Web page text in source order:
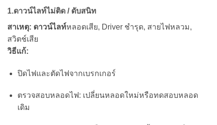
1.ดาวน์ไลท์ไม่ติด / ดับสนิท
สาเหตุ: ดาวน์ไลท์หลอดเสีย, Driver ชำรุด, สายไฟหลวม,
สวิตช์เสีย
วิธีแก้:
ปิดไฟและตัดไฟจากเบรกเกอร์
ตรวจสอบหลอดไฟ: เปลี่ยนหลอดใหม่หรือทดสอบหลอด
เดิม